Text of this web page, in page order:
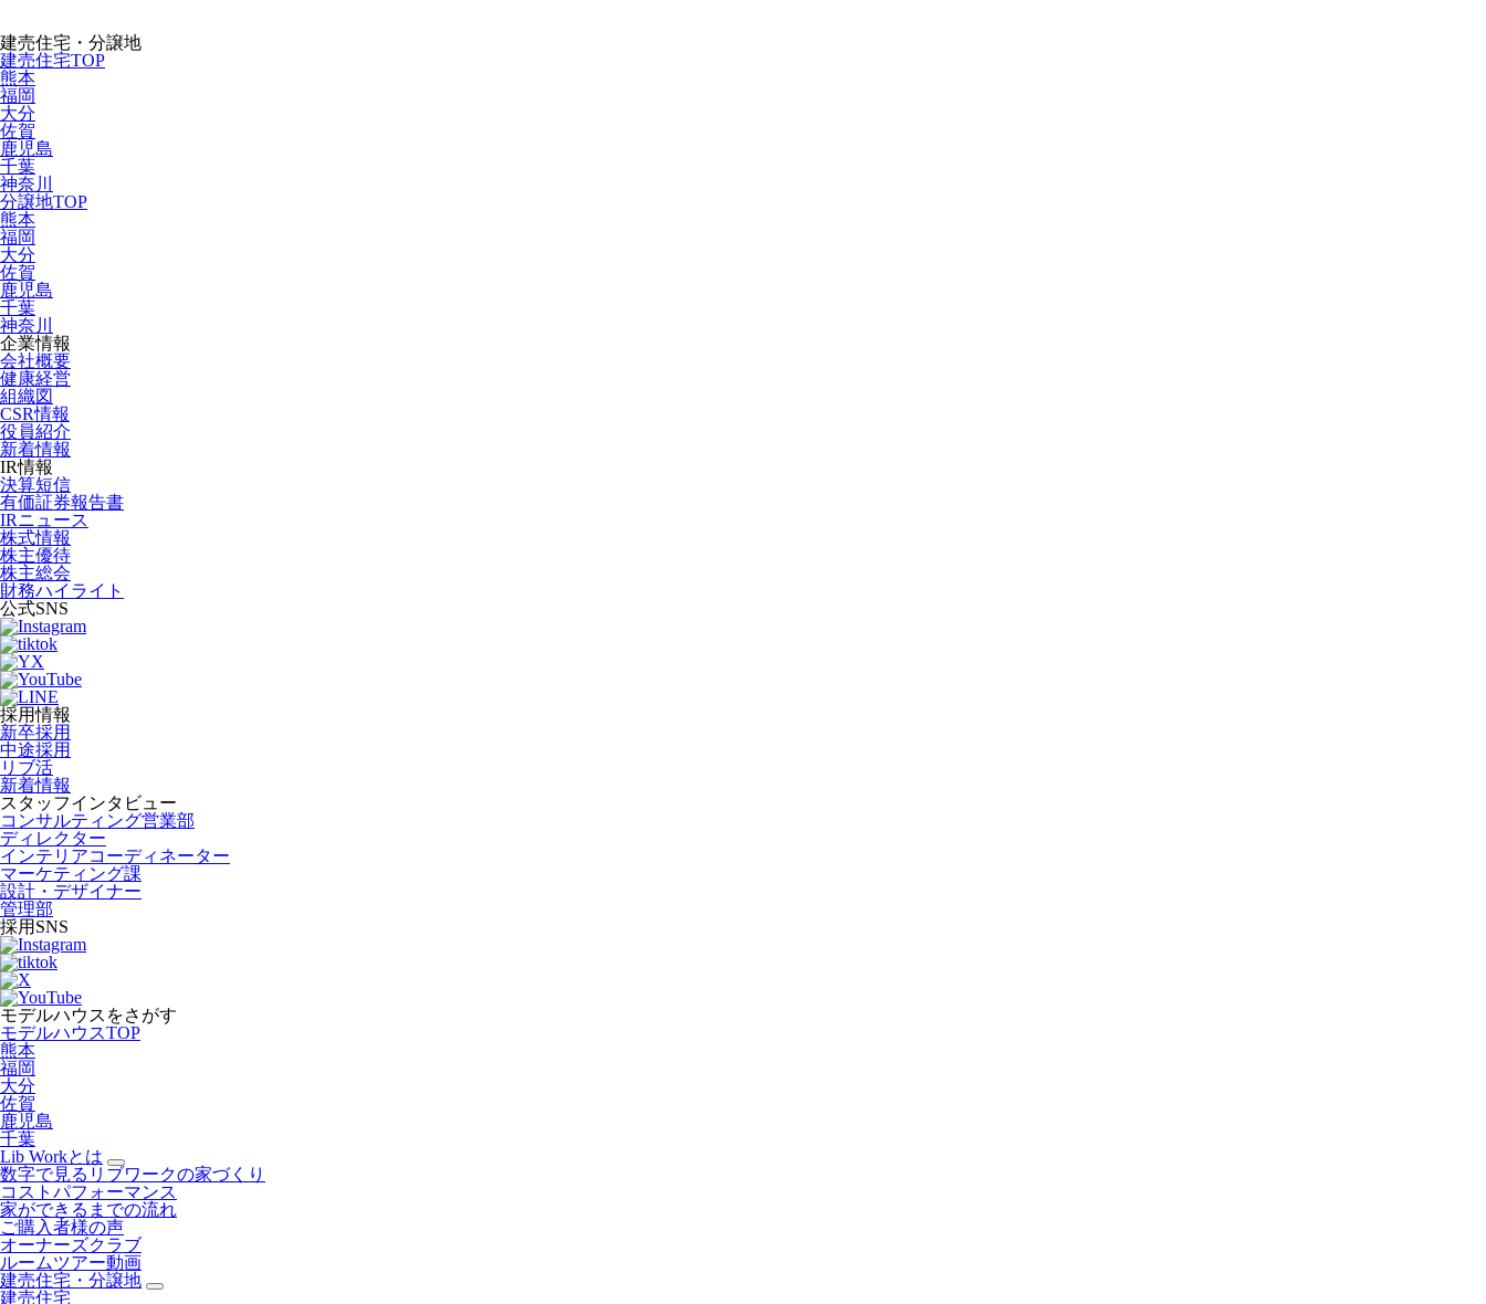
建売住宅・分譲地
建売住宅TOP
熊本
福岡
大分
佐賀
鹿児島
千葉
神奈川
分譲地TOP
熊本
福岡
大分
佐賀
鹿児島
千葉
神奈川
企業情報
会社概要
健康経営
組織図
CSR情報
役員紹介
新着情報
IR情報
決算短信
有価証券報告書
IRニュース
株式情報
株主優待
株主総会
財務ハイライト
公式SNS
採用情報
新卒採用
中途採用
リブ活
新着情報
スタッフインタビュー
コンサルティング営業部
ディレクター
インテリアコーディネーター
マーケティング課
設計・デザイナー
管理部
採用SNS
モデルハウスをさがす
モデルハウスTOP
熊本
福岡
大分
佐賀
鹿児島
千葉
Lib Workとは
数字で見るリブワークの家づくり
コストパフォーマンス
家ができるまでの流れ
ご購入者様の声
オーナーズクラブ
ルームツアー動画
建売住宅・分譲地
建売住宅